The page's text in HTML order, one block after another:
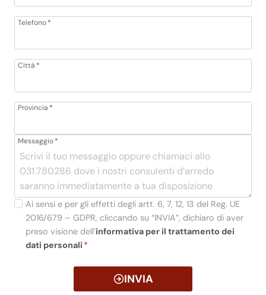
Telefono*
Città *
Provincia *
Messaggio*
Ai sensi e per gli effetti degli artt. 6, 7, 12, 13 del Reg. UE
2016/679 – GDPR, cliccando su “INVIA”, dichiaro di aver
preso visione dell’informativa per il trattamento dei
dati personali *
INVIA